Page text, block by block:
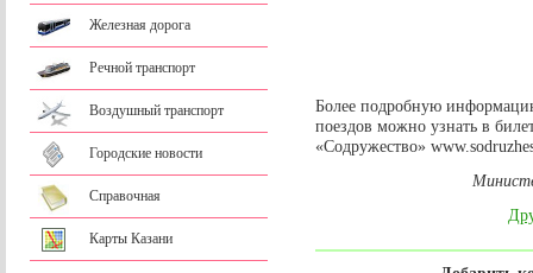
Железная дорога
Речной транспорт
Воздушный транспорт
Городские новости
Справочная
Карты Казани
Более подробную
поездов можно узнать в
«Содружество»